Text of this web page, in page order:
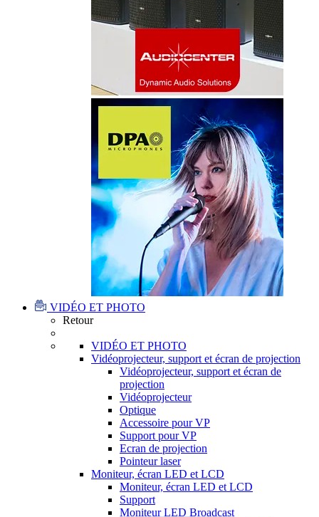
VIDÉO ET PHOTO
Retour
VIDÉO ET PHOTO
Vidéoprojecteur, support et écran de projection
Vidéoprojecteur, support et écran de
projection
Vidéoprojecteur
Optique
Accessoire pour VP
Support pour VP
Ecran de projection
Pointeur laser
Moniteur, écran LED et LCD
Moniteur, écran LED et LCD
Support
Moniteur LED Broadcast